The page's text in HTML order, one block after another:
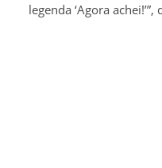
legenda ‘Agora